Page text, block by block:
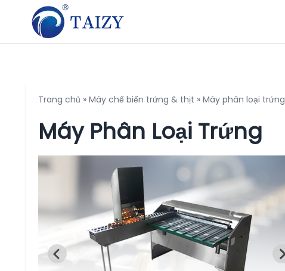
Trang chủ » Máy chế biến trứng & thịt » Máy phân loại trứng
Máy Phân Loại Trứng